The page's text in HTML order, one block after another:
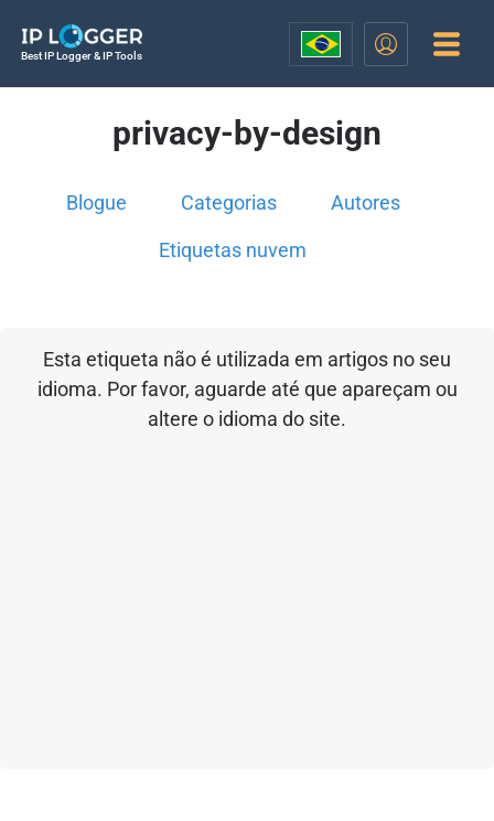
Best IP Logger & IP Tools
privacy-by-design
Blogue Categorias Autores
Etiquetas nuvem